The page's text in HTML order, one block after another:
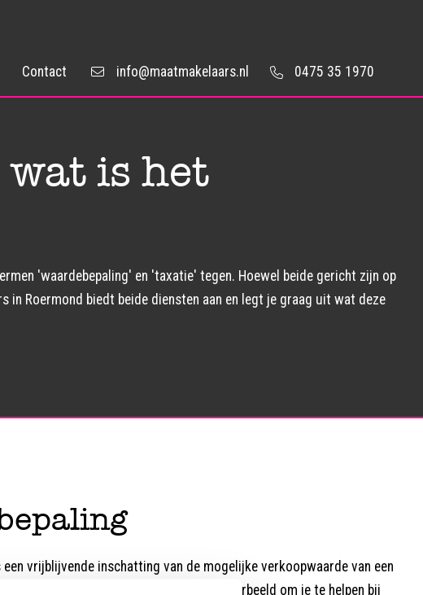
Contact info@maatmakelaars.nl 0475 35 1970
is het
'waardebepaling' en 'taxatie' tegen. Hoewel beide gericht zijn op
in Roermond biedt beide diensten aan en legt je graag uit wat deze
een vrijblijvende inschatting van de mogelijke verkoopwaarde van een
deze dienst vaak kosteloos aan, bijvoorbeeld om je te helpen bij